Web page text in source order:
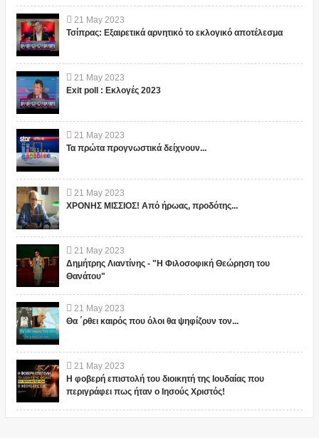
21 May 2023
Τσίπρας: Εξαιρετικά αρνητικό το εκλογικό αποτέλεσμα
21 May 2023
Exit poll : Εκλογές 2023
21 May 2023
Τα πρώτα προγνωστικά δείχνουν...
21 May 2023
ΧΡΟΝΗΣ ΜΙΣΣΙΟΣ! Από ήρωας, προδότης...
21 May 2023
Δημήτρης Λιαντίνης - "Η Φιλοσοφική Θεώρηση του
Θανάτου"
21 May 2023
Θα ΄ρθει καιρός που όλοι θα ψηφίζουν τον...
21 May 2023
Η φοβερή επιστολή του διοικητή της Ιουδαίας που
περιγράφει πως ήταν ο Ιησούς Χριστός!